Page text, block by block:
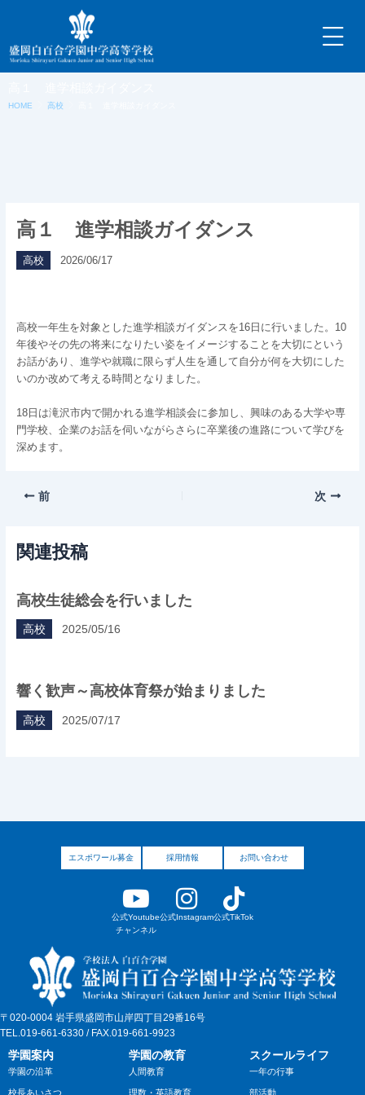
ス
キ
プHOME 高校
高１ 進学相談ガイダンス
高校 2026/06/17
高校一年生を対象とした進学相談ガイダンスを16日に行いました。10
年後やその先の将来になりたい姿をイメージすることを大切にという
お話があり、進学や就職に限らず人生を通して自分が何を大切にした
いのか改めて考える時間となりました。
18日は滝沢市内で開かれる進学相談会に参加し、興味のある大学や専
門学校、企業のお話を伺いながらさらに卒業後の進路について学びを
深めます。
前 次
関連投稿
高校生徒総会を行いました
高校 2025/05/16
響く歓声～高校体育祭が始まりました
高校 2025/07/17
エスポワール募金 採用情報 お問い合わせ
公式Youtube
チャンネル
公式Instagram公式TikTok
〒020-0004 岩手県盛岡市山岸四丁目29番16号
TEL.019-661-6330 / FAX.019-661-9923
学園案内
学園の沿革
校長あいさつ
学園の教育
人間教育
理数・英語教育
スクールライフ
一年の行事
部活動